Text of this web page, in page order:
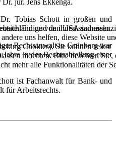
Tobias Schott in großen und
und den USA sammeln.
Rechtsanwalt in Grünberg war
in der Rechtsabteilung einer
ist Fachanwalt für Bank- und
für Arbeitsrechts.
Einige von ihnen sind
uns helfen, diese Website
Cookies). Sie können selbst
möchten. Bitte beachten Sie,
mehr alle Funktionalitäten der